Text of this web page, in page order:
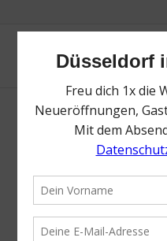
Osterkirmes| Mr.